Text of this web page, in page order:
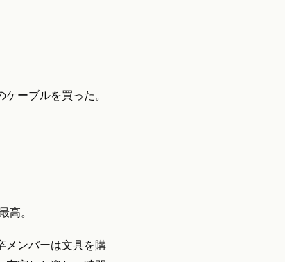
ーブルを買った。
高。
メンバーは文具を購